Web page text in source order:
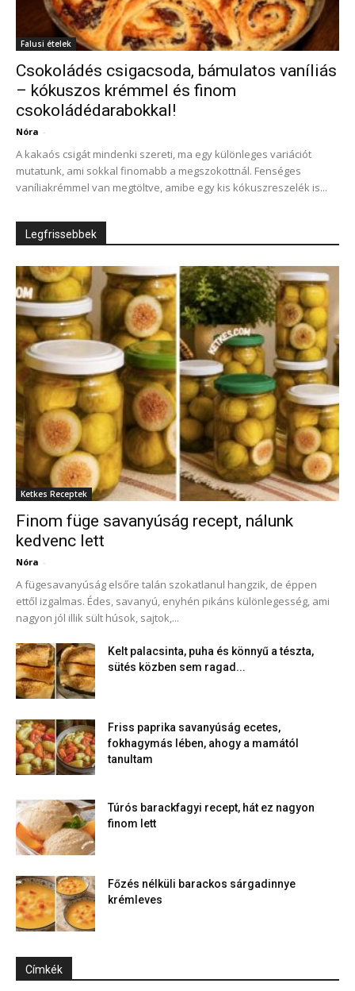
Falusi ételek
Csokoládés csigacsoda, bámulatos vaníliás
– kókuszos krémmel és finom
csokoládédarabokkal!
Nóra -
A kakaós csigát mindenki szereti, ma egy különleges variációt
mutatunk, ami sokkal finomabb a megszokottnál. Fenséges
vaníliakrémmel van megtöltve, amibe egy kis kókuszreszelék is...
Legfrissebbek
Ketkes Receptek
Finom füge savanyúság recept, nálunk
kedvenc lett
Nóra -
A fügesavanyúság elsőre talán szokatlanul hangzik, de éppen
ettől izgalmas. Édes, savanyú, enyhén pikáns különlegesség, ami
nagyon jól illik sült húsok, sajtok,...
Kelt palacsinta, puha és könnyű a tészta,
sütés közben sem ragad...
Friss paprika savanyúság ecetes,
fokhagymás lében, ahogy a mamától
tanultam
Túrós barackfagyi recept, hát ez nagyon
finom lett
Főzés nélküli barackos sárgadinnye
krémleves
Címkék